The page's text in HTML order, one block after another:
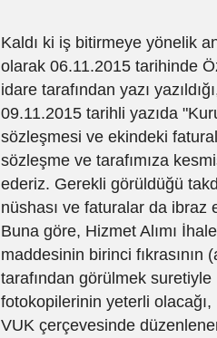
Kaldı ki iş bitirmeye yönelik
olarak 06.11.2015 tarihinde
idare tarafından yazı
09.11.2015 tarihli yazıda
sözleşmesi ve ekindeki
sözleşme ve tarafımıza
ederiz. Gerekli görüldüğü
nüshası ve faturalar da ibraz
Buna göre, Hizmet Alımı
maddesinin birinci
tarafından görülmek
fotokopilerinin yeterli
VUK çerçevesinde